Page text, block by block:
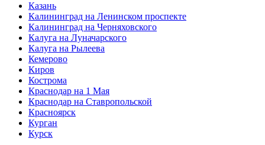
Казань
Калининград на Ленинском проспекте
Калининград на Черняховского
Калуга на Луначарского
Калуга на Рылеева
Кемерово
Киров
Кострома
Краснодар на 1 Мая
Краснодар на Ставропольской
Красноярск
Курган
Курск